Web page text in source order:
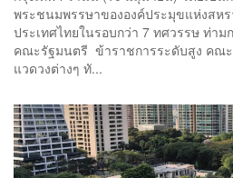
พระชนมพรรษาขององค์ประมุขแห่งสห
ประเทศไทยในรอบกว่า 7 ทศวรรษ ท่า
คณะรัฐมนตรี ข้าราชการระดับสูง คณ
แวดวงต่างๆ ทั...